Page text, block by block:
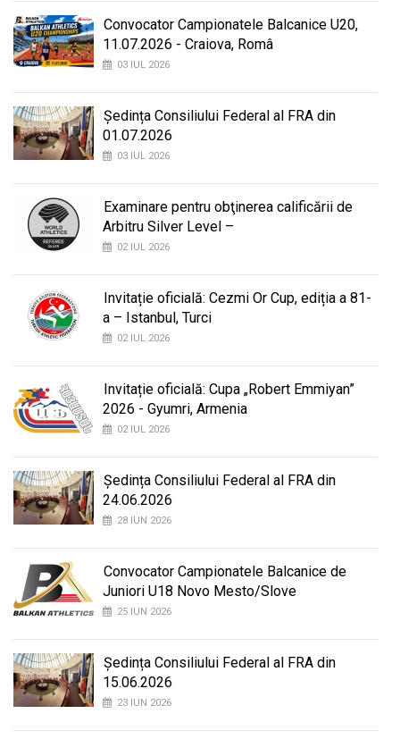
Convocator Campionatele Balcanice U20,
11.07.2026 - Craiova, Româ
03 IUL 2026
Ședința Consiliului Federal al FRA din
01.07.2026
03 IUL 2026
Examinare pentru obţinerea calificării de
Arbitru Silver Level –
02 IUL 2026
Invitație oficială: Cezmi Or Cup, ediția a 81-
a – Istanbul, Turci
02 IUL 2026
Invitație oficială: Cupa „Robert Emmiyan”
2026 - Gyumri, Armenia
02 IUL 2026
Ședința Consiliului Federal al FRA din
24.06.2026
28 IUN 2026
Convocator Campionatele Balcanice de
Juniori U18 Novo Mesto/Slove
25 IUN 2026
Ședința Consiliului Federal al FRA din
15.06.2026
23 IUN 2026